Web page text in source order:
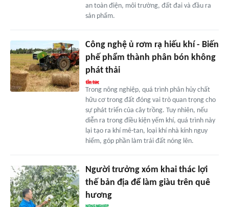
an toàn điện, môi trường, đất đai và đầu ra
sản phẩm.
Công nghệ ủ rơm rạ hiếu khí - Biến
phế phẩm thành phân bón không
phát thải
Trong nông nghiệp, quá trình phân hủy chất
hữu cơ trong đất đóng vai trò quan trọng cho
sự phát triển của cây trồng. Tuy nhiên, nếu
diễn ra trong điều kiện yếm khí, quá trình này
lại tạo ra khí mê-tan, loại khí nhà kính nguy
hiểm, góp phần làm trái đất nóng lên.
Người trưởng xóm khai thác lợi
thế bản địa để làm giàu trên quê
hương